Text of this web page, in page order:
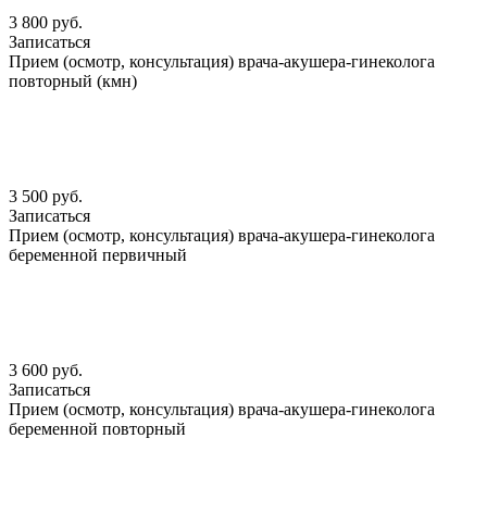
3 800 руб.
Записаться
Прием (осмотр, консультация) врача-акушера-гинеколога
повторный (кмн)
3 500 руб.
Записаться
Прием (осмотр, консультация) врача-акушера-гинеколога
беременной первичный
3 600 руб.
Записаться
Прием (осмотр, консультация) врача-акушера-гинеколога
беременной повторный